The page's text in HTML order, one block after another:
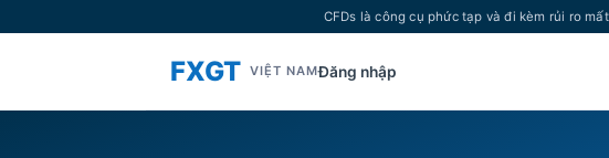
CFDs là công cụ phức tạp và đi kèm rủi ro
FXGT VIỆT NAMĐăng nhập